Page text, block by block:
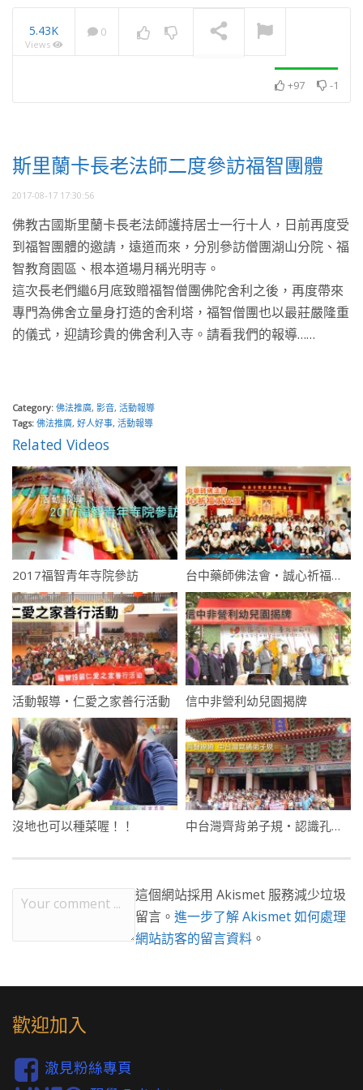
月光共學展 累積學習佛法
資糧 獻花藝 勤供養
5.43K
Views
0
+97 -1
斯里蘭卡長老法師二度參訪福智團體
2017-08-17 17:30:56
佛教古國斯里蘭卡長老法師護持居士一行十人，日前再度受
到福智團體的邀請，遠道而來，分別參訪僧團湖山分院、福
智教育園區、根本道場月稱光明寺。
這次長老們繼6月底致贈福智僧團佛陀舍利之後，再度帶來
專門為佛舍立量身打造的舍利塔，福智僧團也以最莊嚴隆重
的儀式，迎請珍貴的佛舍利入寺。請看我們的報導……
Category: 佛法推廣, 影音, 活動報導
Tags: 佛法推廣, 好人好事, 活動報導
Related Videos
2017福智青年寺院參訪 台中藥師佛法會・誠心祈福求安康
活動報導・仁愛之家善行活動 信中非營利幼兒園揭牌
沒地也可以種菜喔！！ 中台灣齊背弟子規・認識孔廟興儒學
這個網站採用 Akismet 服務減少垃圾
留言。 進一步了解 Akismet 如何處理
網站訪客的留言資料 。
歡迎加入
澈見粉絲專頁